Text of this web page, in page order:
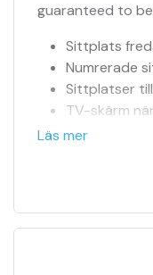
guaranteed to
Sittplats
Numrerade
Sittplatser
TV-skärm
Officiell
Träning, kval
Läs mer